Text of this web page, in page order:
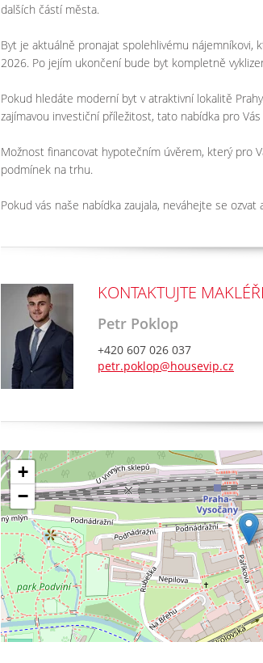
dalších částí města.
Byt je aktuálně pronajat spolehlivému nájemníkovi,
2026. Po jejím ukončení bude byt kompletně
Pokud hledáte moderní byt v atraktivní lokalitě
zajímavou investiční příležitost, tato nabídka pro
Možnost financovat hypotečním úvěrem, který pro
podmínek na trhu.
Pokud vás naše nabídka zaujala, neváhejte se
KONTAKTUJTE
Petr Poklop
+420 607 026 037
petr.poklop@housevip.cz
+
−